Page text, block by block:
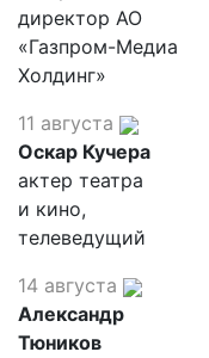
директор АО
«Газпром-Медиа
Холдинг»
11 августа
Оскар Кучера
актер театра
и кино,
телеведущий
14 августа
Александр
Тюников